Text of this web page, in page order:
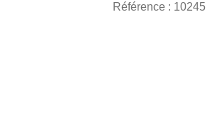
Référence : 10245